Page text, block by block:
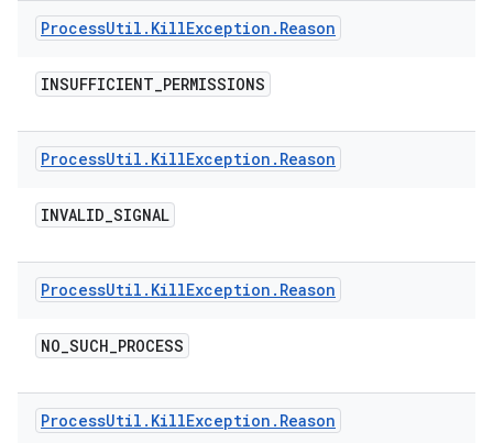
ProcessUtil . KillException . Reason
INSUFFICIENT_PERMISSIONS
ProcessUtil . KillException . Reason
INVALID_SIGNAL
ProcessUtil . KillException . Reason
NO_SUCH_PROCESS
ProcessUtil . KillException . Reason